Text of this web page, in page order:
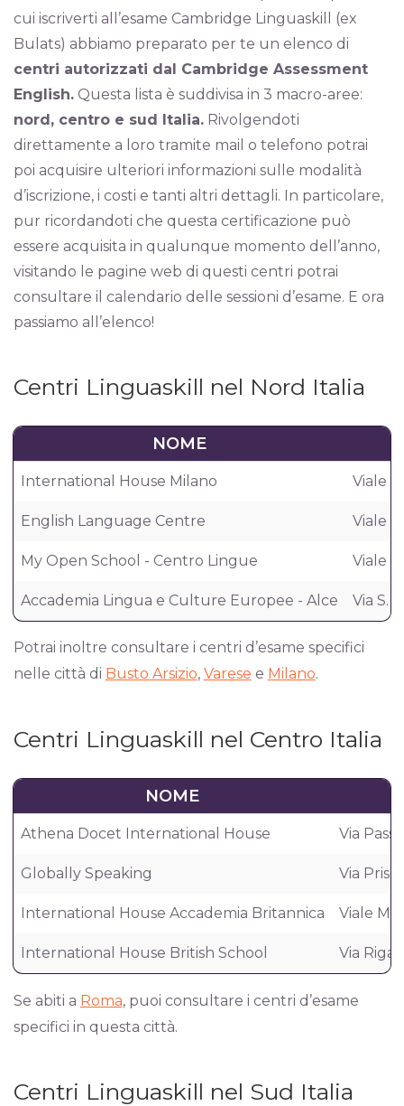
cui iscriverti all’esame Cambridge Linguaskill (ex
Bulats) abbiamo preparato per te un elenco di
centri autorizzati dal Cambridge Assessment
English.Questa lista è suddivisa in 3 macro-aree:
nord, centro e sud Italia.Rivolgendoti
direttamente a loro tramite mail o telefono potrai
poi acquisire ulteriori informazioni sulle modalità
d’iscrizione, i costi e tanti altri dettagli. In particolare,
pur ricordandoti che questa certificazione può
essere acquisita in qualunque momento dell’anno,
visitando le pagine web di questi centri potrai
consultare il calendario delle sessioni d’esame. E ora
passiamo all’elenco!
Centri Linguaskill nel Nord Italia
NOME
International House Milano Viale
English Language Centre Viale
My Open School - Centro Lingue Viale
Accademia Lingua e Culture Europee - Alce Via S.
Potrai inoltre consultare i centri d’esame specifici
nelle città di Busto Arsizio, Varese e Milano.
Centri Linguaskill nel Centro Italia
NOME
Athena Docet International House Via
Globally Speaking Via
International House Accademia Britannica Viale
International House British School Via
Se abiti a Roma, puoi consultare i centri d’esame
specifici in questa città.
Centri Linguaskill nel Sud Italia